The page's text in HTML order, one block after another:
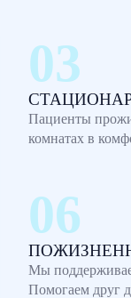
Пациенты
комнатах в
Мы
Помогаем друг